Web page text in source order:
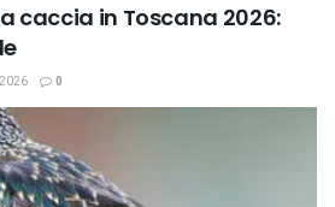
caccia in Toscana 2026:
0